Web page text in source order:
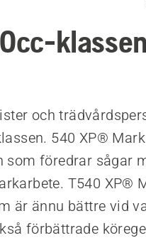
och
540 XP®
som föredrar sågar
T540 XP®
är ännu bättre vid
förbättrade